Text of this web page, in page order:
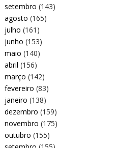
setembro (143)
agosto (165)
julho (161)
junho (153)
maio (140)
abril (156)
março (142)
fevereiro (83)
janeiro (138)
dezembro (159)
novembro (175)
outubro (155)